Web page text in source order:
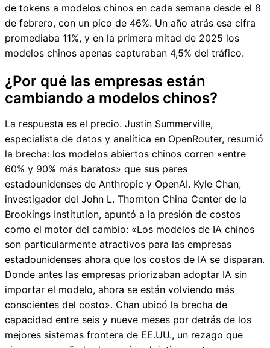
de tokens a modelos chinos en cada semana desde el 8
de febrero, con un pico de 46%. Un año atrás esa cifra
promediaba 11%, y en la primera mitad de 2025 los
modelos chinos apenas capturaban 4,5% del tráfico.
¿Por qué las empresas están
cambiando a modelos chinos?
La respuesta es el precio. Justin Summerville,
especialista de datos y analítica en OpenRouter, resumió
la brecha: los modelos abiertos chinos corren «entre
60% y 90% más baratos» que sus pares
estadounidenses de Anthropic y OpenAI. Kyle Chan,
investigador del John L. Thornton China Center de la
Brookings Institution, apuntó a la presión de costos
como el motor del cambio: «Los modelos de IA chinos
son particularmente atractivos para las empresas
estadounidenses ahora que los costos de IA se disparan.
Donde antes las empresas priorizaban adoptar IA sin
importar el modelo, ahora se están volviendo más
conscientes del costo». Chan ubicó la brecha de
capacidad entre seis y nueve meses por detrás de los
mejores sistemas frontera de EE.UU., un rezago que